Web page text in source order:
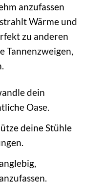
anzufassen
Wärme und
zu anderen
Tannenzweigen,
dein
Oase.
deine Stühle